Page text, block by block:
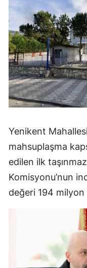
Yenikent
mahsuplaşma
edilen ilk
Komisyonu’nun
değeri 194